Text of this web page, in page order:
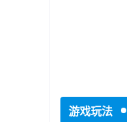
游戏玩法